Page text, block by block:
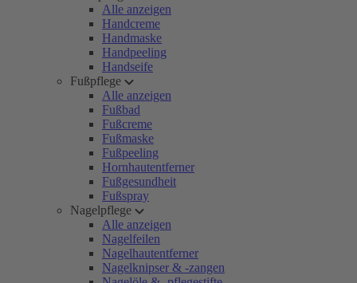
Alle anzeigen
Handcreme
Handmaske
Handpeeling
Handseife
Fußpflege
Alle anzeigen
Fußbad
Fußcreme
Fußmaske
Fußpeeling
Hornhautentferner
Fußgesundheit
Fußspray
Nagelpflege
Alle anzeigen
Nagelfeilen
Nagelhautentferner
Nagelknipser & -zangen